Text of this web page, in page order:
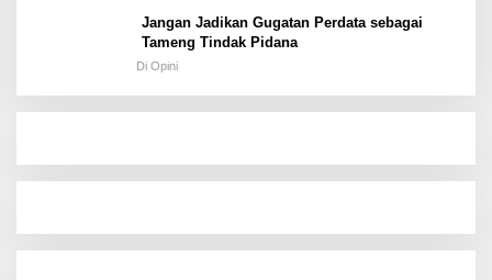
Jangan Jadikan Gugatan Perdata sebagai
Tameng Tindak Pidana
Di Opini